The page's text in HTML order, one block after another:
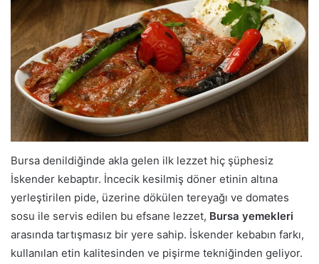
Bursa denildiğinde akla gelen ilk lezzet hiç şüphesiz
İskender kebaptır. İncecik kesilmiş döner etinin altına
yerleştirilen pide, üzerine dökülen tereyağı ve domates
sosu ile servis edilen bu efsane lezzet, Bursa yemekleri
arasında tartışmasız bir yere sahip. İskender kebabın farkı,
kullanılan etin kalitesinden ve pişirme tekniğinden geliyor.